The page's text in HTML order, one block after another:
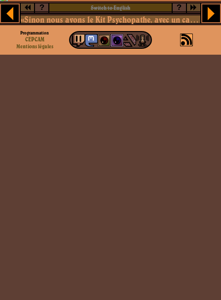
? Switch to English ?
«Sinon nous avons le Kit Psychopathe, avec un carton de chatons morts.»
Programmation
CEPCAM
Mentions légales